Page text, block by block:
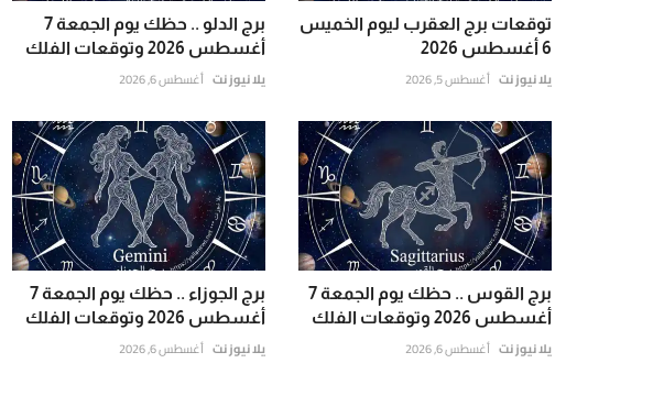
توقعات برج العقرب ليوم الخميس
6 أغسطس 2026
يلا نيوز نت أغسطس 5, 2026
برج الدلو .. حظك يوم الجمعة 7
أغسطس 2026 وتوقعات الفلك
يلا نيوز نت أغسطس 6, 2026
برج القوس .. حظك يوم الجمعة 7
أغسطس 2026 وتوقعات الفلك
يلا نيوز نت أغسطس 6, 2026
برج الجوزاء .. حظك يوم الجمعة 7
أغسطس 2026 وتوقعات الفلك
يلا نيوز نت أغسطس 6, 2026